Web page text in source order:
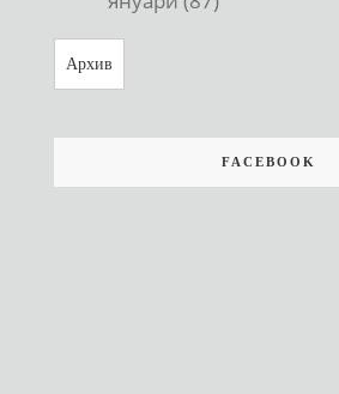
Архив
FACEBOOK